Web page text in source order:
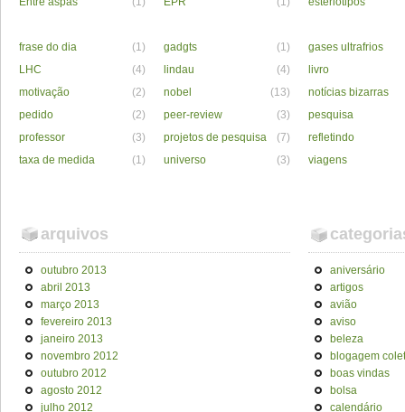
frase do dia (1) gadgts (1)
gases ultrafrios
LHC
(4) lindau (4)
livro
motivação
(2) nobel (13)
notícias bizarras
pedido
(2) peer-review (3)
pesquisa
professor
(3) projetos de pesquisa (7)
refletindo
taxa de medida
(1) universo (3) viagens
arquivos
outubro 2013
abril 2013
março 2013
fevereiro 2013
janeiro 2013
novembro 2012
outubro 2012
agosto 2012
julho 2012
aniversário
artigos
avião
aviso
beleza
blogagem
boas vindas
bolsa
calendário